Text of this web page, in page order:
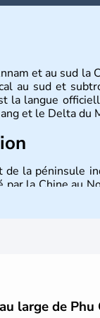
et au sud la
au sud et
la langue
et le Delta du
la péninsule
la Chine au
large de Phu